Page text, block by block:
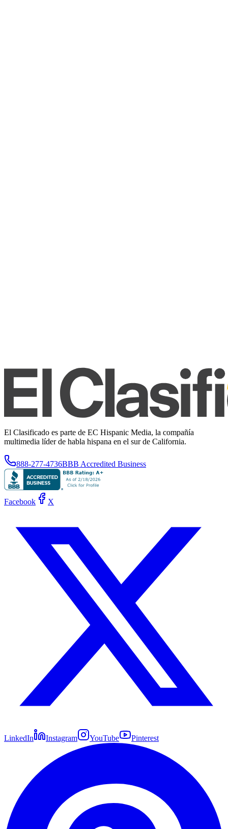
El Clasificado es parte de EC Hispanic Media, la compañía
multimedia líder de habla hispana en el sur de California.
888-277-4736BBB Accredited Business
Facebook X
LinkedIn Instagram YouTube Pinterest